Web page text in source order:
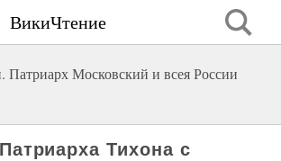
ВикиЧтение
Патриарх Московский и всея России
Тихона с